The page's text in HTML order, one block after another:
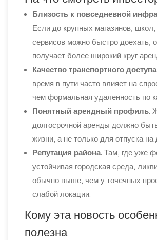
Близость к повседневной
Если до крупных магазинов, школ,
сервисов можно быстро доехать,
получает более широкий круг
Качество транспортного
время в пути часто влияет на
чем формальная удаленность по
Понятный арендный профиль.
долгосрочной аренды должно
жизни, а не только для отпуска на
Репутация района. Там, где уже
устойчивая городская среда,
обычно выше, чем у точечных
слабой локации.
Кому эта новость
полезна